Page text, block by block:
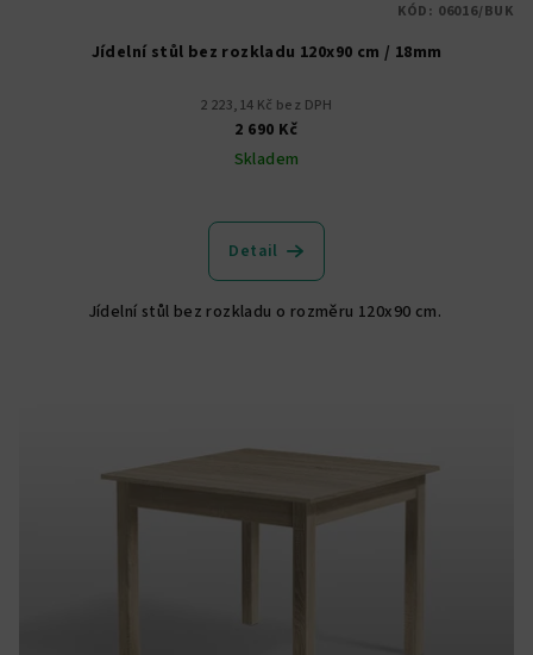
Jídelní stůl bez rozkladu 120x90 cm / 18mm
2 223,14 Kč bez DPH
2 690 Kč
Skladem
hodnocení
produktu
z
Detail
Jídelní stůl bez rozkladu o rozměru 120x90 cm.
KÓD: 06016/BUK